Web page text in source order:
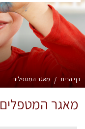
דף הבית / מאגר המטפלים
מאגר המטפלים